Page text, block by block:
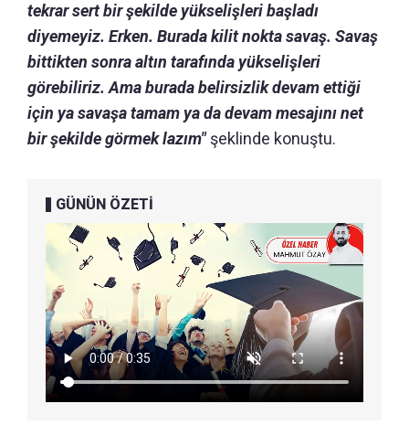
tekrar sert bir şekilde yükselişleri başladı
diyemeyiz. Erken. Burada kilit nokta savaş. Savaş
bittikten sonra altın tarafında yükselişleri
görebiliriz. Ama burada belirsizlik devam ettiği
için ya savaşa tamam ya da devam mesajını net
bir şekilde görmek lazım"şeklinde konuştu.
GÜNÜN ÖZETİ